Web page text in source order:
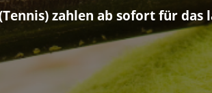
zahlen ab sofort für